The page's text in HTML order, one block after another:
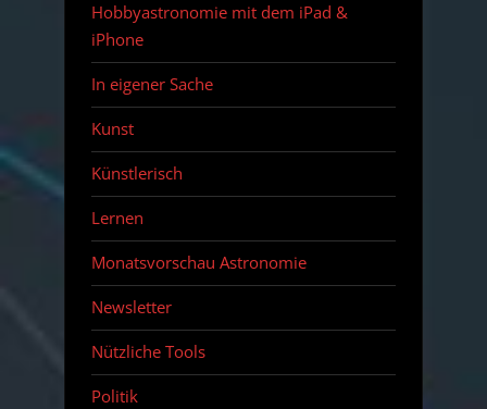
Hobbyastronomie mit dem iPad &
iPhone
In eigener Sache
Kunst
Künstlerisch
Lernen
Monatsvorschau Astronomie
Newsletter
Nützliche Tools
Politik